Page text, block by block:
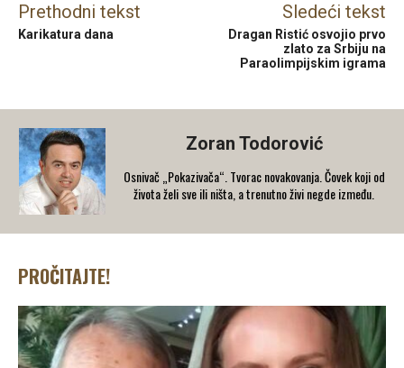
Prethodni tekst
Karikatura dana
Sledeći tekst
Dragan Ristić osvojio prvo
zlato za Srbiju na
Paraolimpijskim igrama
Zoran Todorović
Osnivač „Pokazivača“. Tvorac novakovanja. Čovek koji od
života želi sve ili ništa, a trenutno živi negde između.
PROČITAJTE!